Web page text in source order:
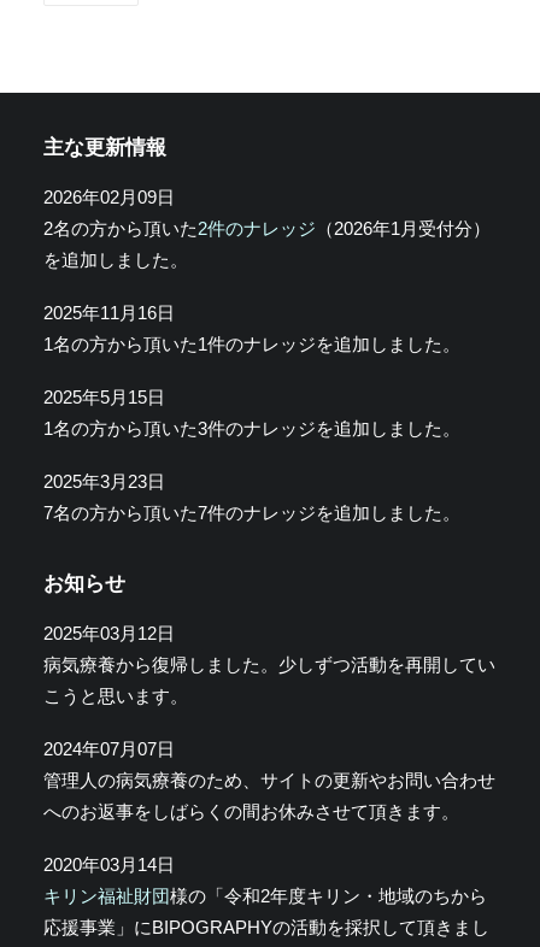
主な更新情報
2026年02月09日
2名の方から頂いた2件のナレッジ （2026年1月受付分）
を追加しました。
2025年11月16日
1名の方から頂いた1件のナレッジを追加しました。
2025年5月15日
1名の方から頂いた3件のナレッジを追加しました。
2025年3月23日
7名の方から頂いた7件のナレッジを追加しました。
お知らせ
2025年03月12日
病気療養から復帰しました。少しずつ活動を再開してい
こうと思います。
2024年07月07日
管理人の病気療養のため、サイトの更新やお問い合わせ
へのお返事をしばらくの間お休みさせて頂きます。
2020年03月14日
キリン福祉財団様の「令和2年度キリン・地域のちから
応援事業」にBIPOGRAPHYの活動を採択して頂きまし